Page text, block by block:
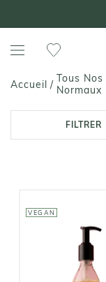
Accueil / Tous
Normaux
FILTRER
VEGAN